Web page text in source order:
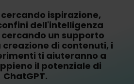
ispirazione,
dell'intelligenza
un supporto
di contenuti, i
ti aiuteranno a
il potenziale di
ChatGPT.